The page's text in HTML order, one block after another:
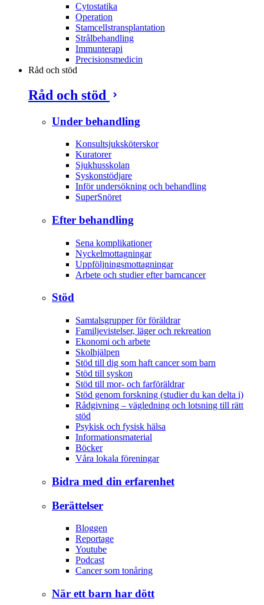
Cytostatika
Operation
Stamcellstransplantation
Strålbehandling
Immunterapi
Precisionsmedicin
Råd och stöd
Råd och stöd
Under behandling
Konsultsjuksköterskor
Kuratorer
Sjukhusskolan
Syskonstödjare
Inför undersökning och behandling
SuperSnöret
Efter behandling
Sena komplikationer
Nyckelmottagningar
Uppföljningsmottagningar
Arbete och studier efter barncancer
Stöd
Samtalsgrupper för föräldrar
Familjevistelser, läger och rekreation
Ekonomi och arbete
Skolhjälpen
Stöd till dig som haft cancer som barn
Stöd till syskon
Stöd till mor- och farföräldrar
Stöd genom forskning (studier du kan delta i)
Rådgivning – vägledning och lotsning till rätt
stöd
Psykisk och fysisk hälsa
Informationsmaterial
Böcker
Våra lokala föreningar
Bidra med din erfarenhet
Berättelser
Bloggen
Reportage
Youtube
Podcast
Cancer som tonåring
När ett barn har dött